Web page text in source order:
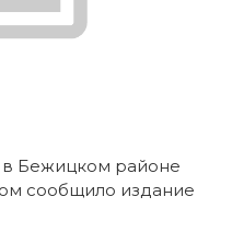
Бежицком районе
сообщило издание